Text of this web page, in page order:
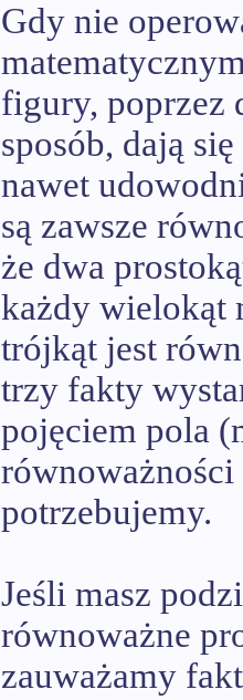
Gdy nie
figury, poprzez
sposób, dają
nawet
są zawsze
że dwa
każdy wielokąt
trójkąt jest
trzy fakty
pojęciem pola
potrzebujemy.
Jeśli masz
równoważne
zauważamy